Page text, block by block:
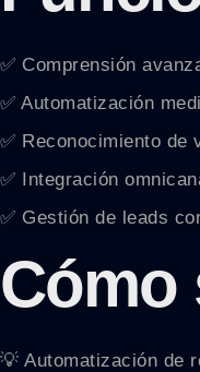
✅ Comprensión
✅ Automatización
✅ Reconocimiento de
✅ Integración
✅ Gestión de leads
Cómo
💡 Automatización de